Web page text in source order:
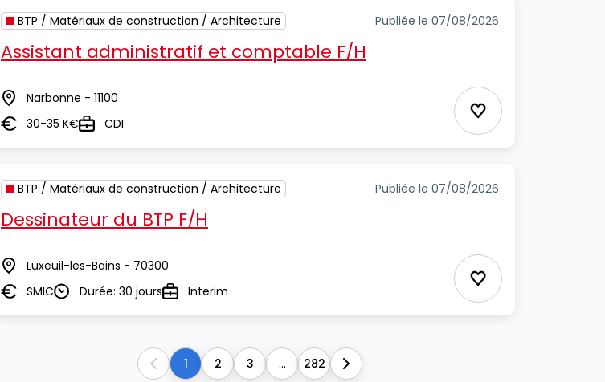
BTP / Matériaux de construction / Architecture Publiée le 07/08/2026
Assistant administratif et comptable F/H
Lieu Narbonne - 11100
Salaire30-35 K€TypeCDI Ajouter aux
BTP / Matériaux de construction / Architecture Publiée le 07/08/2026
Dessinateur du BTP F/H
Lieu Luxeuil-les-Bains - 70300
Salaire
SMICDuréeDurée: 30 joursTypeInterim Ajouter aux
Previous
1 2 3 ... 282 Next